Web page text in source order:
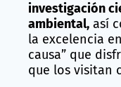
investigación
ambiental, así
la excelencia
causa” que
que los visitan